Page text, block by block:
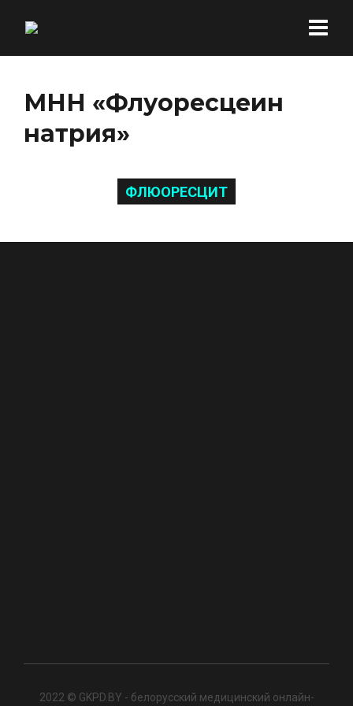
МНН «Флуоресцеин
натрия»
ФЛЮОРЕСЦИТ
2022 © GKPD.BY - белорусский медицинский онлайн-